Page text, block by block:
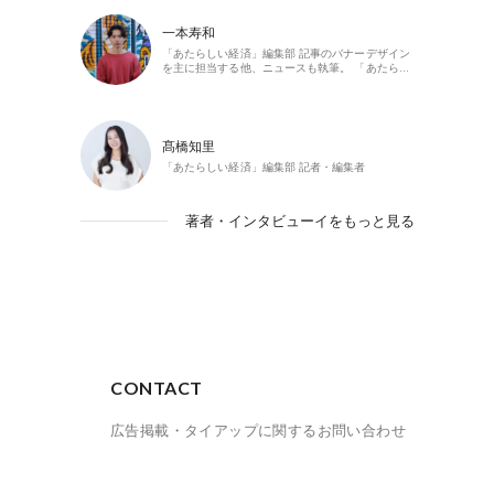
一本寿和
「あたらしい経済」編集部 記事のバナーデザイン
を主に担当する他、ニュースも執筆。 「あたら…
髙橋知里
「あたらしい経済」編集部 記者・編集者
著者・インタビューイをもっと見る
CONTACT
広告掲載・タイアップに関するお問い合わせ